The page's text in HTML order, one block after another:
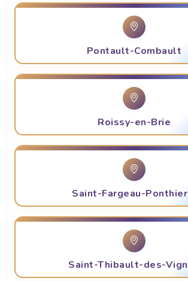
Pontault-Combault
Roissy-en-Brie
Saint-Fargeau-
Saint-Thibault-des-